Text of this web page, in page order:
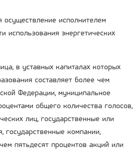
осуществление исполнителем
использования энергетических
в уставных капиталах которых
составляет более чем
Федерации, муниципальное
общего количества голосов,
лиц, государственные или
государственные компании,
пятьдесят процентов акций или